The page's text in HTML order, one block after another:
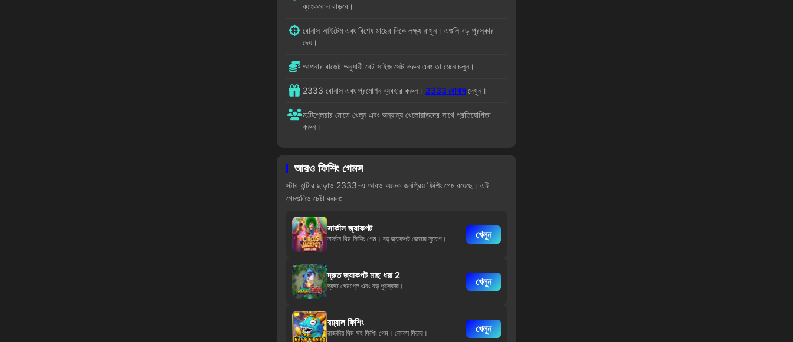
ব্যাংকরোল বাড়বে।
বোনাস আইটেম এবং বিশেষ মাছের দিকে লক্ষ্য রাখুন। এগুলি বড় পুরস্কার
দেয়।
আপনার বাজেট অনুযায়ী বেট সাইজ সেট করুন এবং তা মেনে চলুন।
2333 বোনাস এবং প্রমোশন ব্যবহার করুন। 2333 বোনাসদেখুন।
মাল্টিপ্লেয়ার মোডে খেলুন এবং অন্যান্য খেলোয়াড়দের সাথে প্রতিযোগিতা
করুন।
আরও ফিশিং গেমস
স্টার হান্টার ছাড়াও 2333-এ আরও অনেক জনপ্রিয় ফিশিং গেম রয়েছে। এই
গেমগুলিও চেষ্টা করুন:
সার্কাস জ্যাকপট
সার্কাস থিম ফিশিং গেম। বড় জ্যাকপট জেতার সুযোগ। খেলুন
দ্রুত জ্যাকপট মাছ ধরা 2
দ্রুত গেমপ্লে এবং বড় পুরস্কার। খেলুন
রয়্যাল ফিশিং
রাজকীয় থিম সহ ফিশিং গেম। বোনাস ফিচার। খেলুন